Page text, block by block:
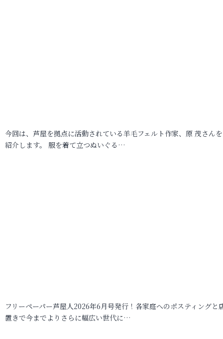
今回は、芦屋を拠点に活動されている羊毛フェルト作家、原 茂さん
紹介します。 服を着て立つぬいぐる…
フリーペーパー芦屋人2026年6月号発行！各家庭へのポスティングと
置きで今までよりさらに幅広い世代に…